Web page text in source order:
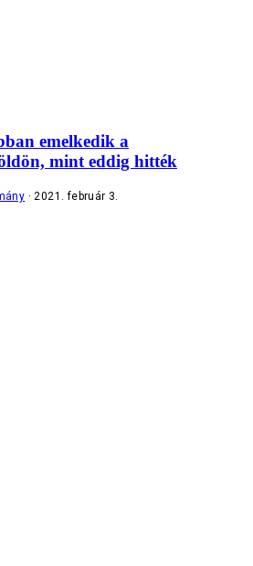
emelkedik a
mint eddig hitték
2021. február 3.